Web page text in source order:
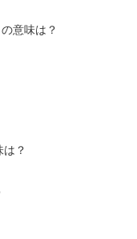
意味は？
は？